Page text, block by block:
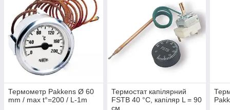
Термометр Pakkens Ø 60
mm / max t°=200 / L-1m
Термостат капілярний
FSTB 40 °C, капіляр L = 90
см